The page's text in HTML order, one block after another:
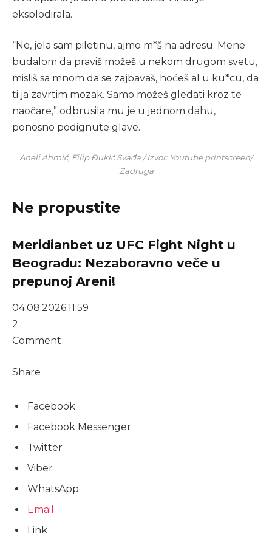
eksplodirala.
“Ne, jela sam piletinu, ajmo m*š na adresu. Mene
budalom da praviš možeš u nekom drugom svetu,
misliš sa mnom da se zajbavaš, hoćeš al u ku*cu, da
ti ja zavrtim mozak. Samo možeš gledati kroz te
naočare,” odbrusila mu je u jednom dahu,
ponosno podignute glave.
Aneli Ahmić, Filip Đukić Svađa / Izvor: Youtube printscreen/
Zadruga
Ne propustite
Meridianbet uz UFC Fight Night u
Beogradu: Nezaboravno veče u
prepunoj Areni!
04.08.2026.11:59
2
Comment
Share
Facebook
Facebook Messenger
Twitter
Viber
WhatsApp
Email
Link